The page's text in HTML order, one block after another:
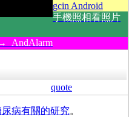
gcin Android
手機照相看照片
AndAlarm
quote
病有關的研究。